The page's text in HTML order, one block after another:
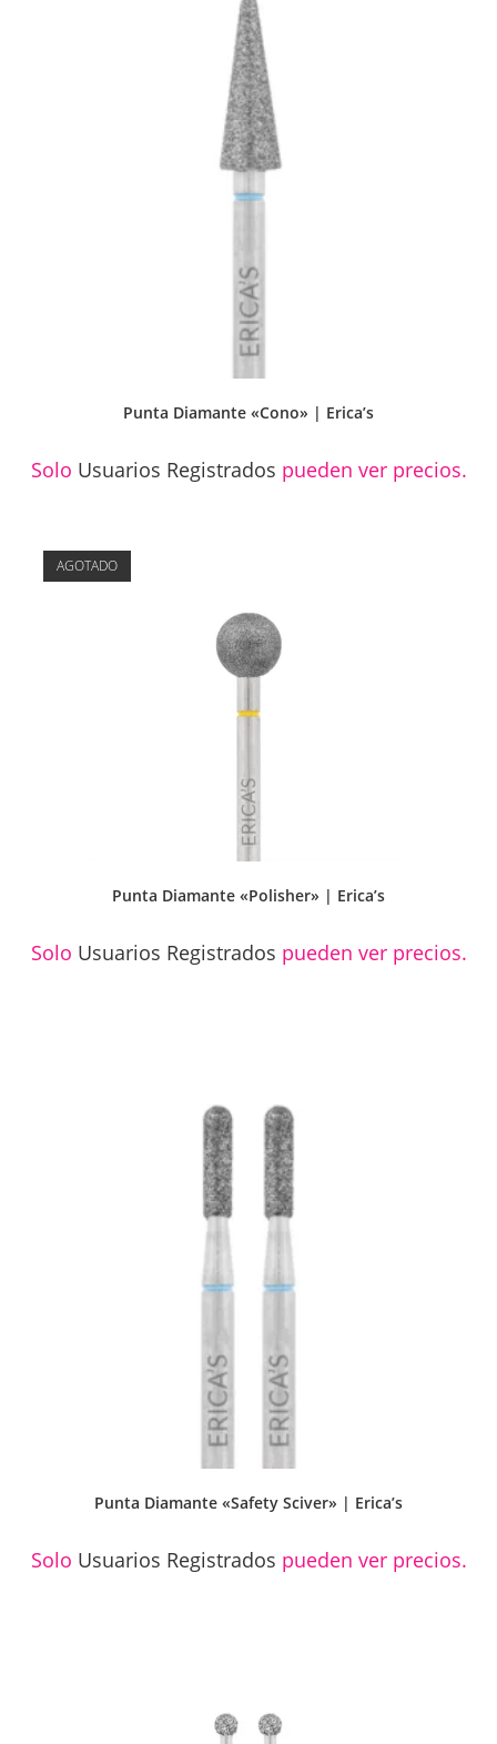
Punta Diamante «Cono» | Erica’s
Solo Usuarios Registrados pueden ver precios.
AGOTADO
Punta Diamante «Polisher» | Erica’s
Solo Usuarios Registrados pueden ver precios.
Punta Diamante «Safety Sciver» | Erica’s
Solo Usuarios Registrados pueden ver precios.